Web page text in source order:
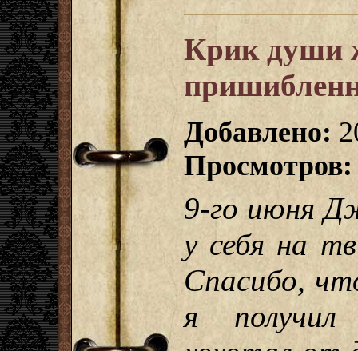
Крик души
Добавлено:
Просмотров:
9-го июня
у себя на
Спасибо,
я получил